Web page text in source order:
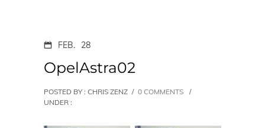
FEB. 28
OpelAstra02
POSTED BY : CHRIS ZENZ / 0 COMMENTS
/
UNDER :